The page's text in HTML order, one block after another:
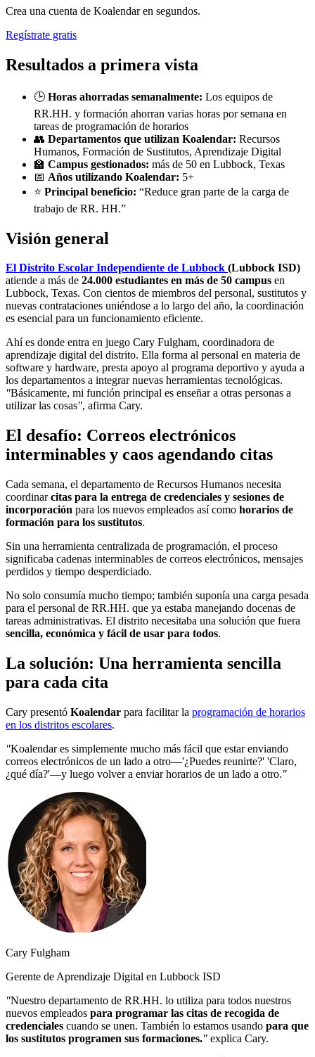
Crea una cuenta de Koalendar en segundos.
Regístrate gratis
Resultados a primera vista
🕒 Horas ahorradas semanalmente: Los equipos de
RR.HH. y formación ahorran varias horas por semana en
tareas de programación de horarios
👥 Departamentos que utilizan Koalendar: Recursos
Humanos, Formación de Sustitutos, Aprendizaje Digital
🏫 Campus gestionados: más de 50 en Lubbock, Texas
📅 Años utilizando Koalendar: 5+
⭐ Principal beneficio: “Reduce gran parte de la carga de
trabajo de RR. HH.”
Visión general
El Distrito Escolar Independiente de Lubbock (Lubbock ISD)
atiende a más de 24.000 estudiantes en más de 50 campus en
Lubbock, Texas. Con cientos de miembros del personal, sustitutos y
nuevas contrataciones uniéndose a lo largo del año, la coordinación
es esencial para un funcionamiento eficiente.
Ahí es donde entra en juego Cary Fulgham, coordinadora de
aprendizaje digital del distrito. Ella forma al personal en materia de
software y hardware, presta apoyo al programa deportivo y ayuda a
los departamentos a integrar nuevas herramientas tecnológicas.
"Básicamente, mi función principal es enseñar a otras personas a
utilizar las cosas", afirma Cary.
El desafío: Correos electrónicos
interminables y caos agendando citas
Cada semana, el departamento de Recursos Humanos necesita
coordinarcitas para la entrega de credenciales y sesiones de
incorporación para los nuevos empleados así como horarios de
formación para los sustitutos.
Sin una herramienta centralizada de programación, el proceso
significaba cadenas interminables de correos electrónicos, mensajes
perdidos y tiempo desperdiciado.
No solo consumía mucho tiempo; también suponía una carga pesada
para el personal de RR.HH. que ya estaba manejando docenas de
tareas administrativas. El distrito necesitaba una solución que fuera
sencilla, económica y fácil de usar para todos.
La solución: Una herramienta sencilla
para cada cita
Cary presentó Koalendar para facilitar la programación de horarios
en los distritos escolares.
"Koalendar es simplemente mucho más fácil que estar enviando
correos electrónicos de un lado a otro—'¿Puedes reunirte?' 'Claro,
¿qué día?'—y luego volver a enviar horarios de un lado a otro."
Cary Fulgham
Gerente de Aprendizaje Digital en Lubbock ISD
"Nuestro departamento de RR.HH. lo utiliza para todos nuestros
nuevos empleados para programar las citas de recogida de
credenciales cuando se unen. También lo estamos usando para que
los sustitutos programen sus formaciones." explica Cary.